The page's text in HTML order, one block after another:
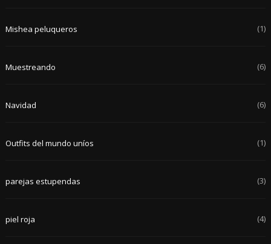
Mishea peluqueros (1)
Muestreando (6)
Navidad (6)
Outfits del mundo uníos (1)
parejas estupendas (3)
piel roja (4)